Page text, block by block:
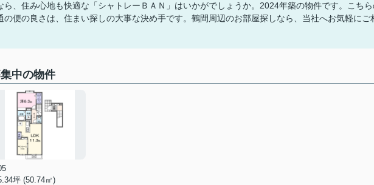
ら、住み心地も快適な「シャトレーＢＡＮ」はいかがでしょうか。2024年築の物件です。こち
の便の良さは、住まい探しの大事な決め手です。鶴間周辺のお部屋探しなら、当社へお気軽にご
中の物件
坪 (50.74㎡)